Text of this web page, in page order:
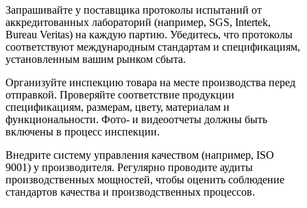
Запрашивайте у поставщика протоколы испытаний от
аккредитованных лабораторий (например, SGS, Intertek,
Bureau Veritas) на каждую партию. Убедитесь, что протоколы
соответствуют международным стандартам и спецификациям,
установленным вашим рынком сбыта.
Организуйте инспекцию товара на месте производства перед
отправкой. Проверяйте соответствие продукции
спецификациям, размерам, цвету, материалам и
функциональности. Фото- и видеоотчеты должны быть
включены в процесс инспекции.
Внедрите систему управления качеством (например, ISO
9001) у производителя. Регулярно проводите аудиты
производственных мощностей, чтобы оценить соблюдение
стандартов качества и производственных процессов.